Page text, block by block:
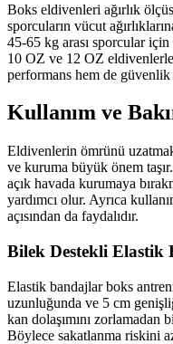
Boks eldivenleri ağırlık
sporcuların vücut
45-65 kg arası sporcular
10 OZ ve 12 OZ
performans hem de güvenlik
Kullanım ve
Eldivenlerin ömrünü
ve kuruma büyük önem
açık havada kurumaya
yardımcı olur. Ayrıca
açısından da faydalıdır.
Bilek Destekli Elastik
Elastik bandajlar boks
uzunluğunda ve 5 cm
kan dolaşımını zorlamadan
Böylece sakatlanma riskini